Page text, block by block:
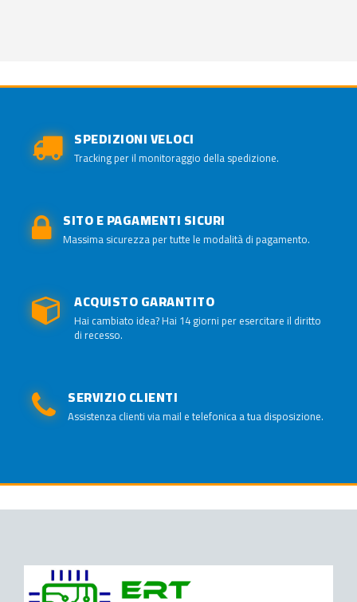
SPEDIZIONI VELOCI
Tracking per il monitoraggio della spedizione.
SITO E PAGAMENTI SICURI
Massima sicurezza per tutte le modalità di pagamento.
ACQUISTO GARANTITO
Hai cambiato idea? Hai 14 giorni per esercitare il diritto
di recesso.
SERVIZIO CLIENTI
Assistenza clienti via mail e telefonica a tua disposizione.